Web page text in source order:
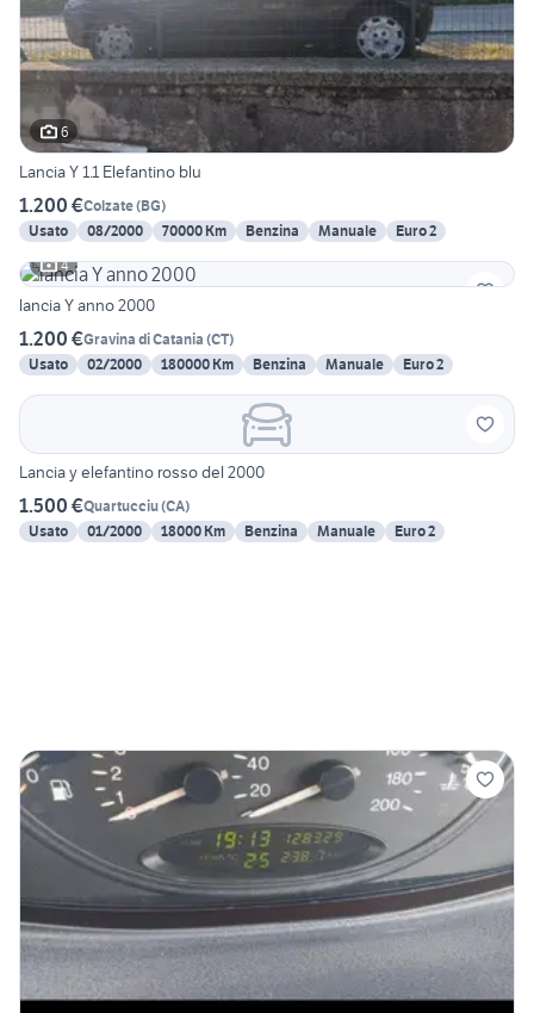
6
Lancia Y 1.1 Elefantino blu
1.200 €Colzate(BG)
Usato
08/2000 70000 Km Benzina Manuale
Euro 2
4
lancia Y anno 2000
1.200 €Gravina di Catania (CT)
Usato
02/2000 180000 Km Benzina Manuale Euro 2
Lancia y elefantino rosso del 2000
1.500 €Quartucciu(CA)
Usato
01/2000 18000 Km Benzina Manuale Euro 2